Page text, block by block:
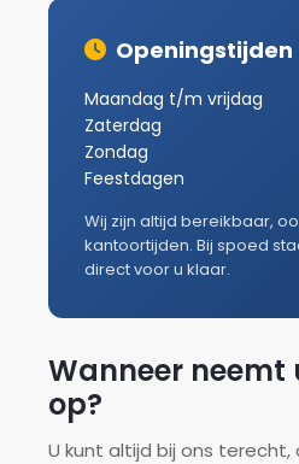
Openingstijden
Maandag t/m vrijdag
Zaterdag
Zondag
Feestdagen
Wij zijn altijd bereikbaar,
kantoortijden. Bij spoed
direct voor u klaar.
Wanneer
op?
U kunt altijd bij ons